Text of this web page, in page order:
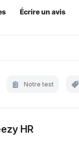
Écrire un avis
Notre test
HR